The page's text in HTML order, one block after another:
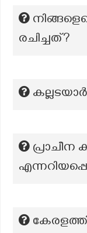
രചിച്ചത്?
പ്രാചീന